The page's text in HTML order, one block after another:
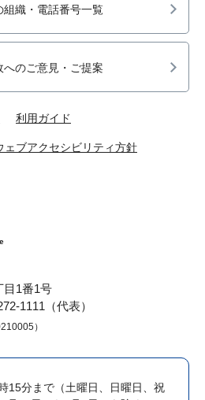
組織・電話番号一覧
へのご意見・ご提案
利用ガイド
ェブアクセシビリティ方針
目1番1号
1111（代表）
）
15分まで （土曜日、日曜日、祝